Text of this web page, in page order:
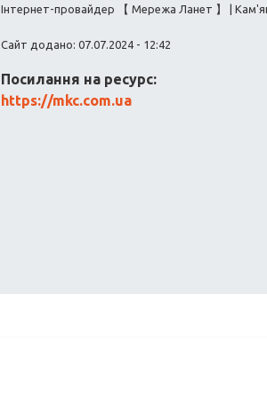
Інтернет-провайдер 【 Мережа Ланет 】 |
Сайт додано: 07.07.2024 - 12:42
Посилання на ресурс:
https://mkc.com.ua